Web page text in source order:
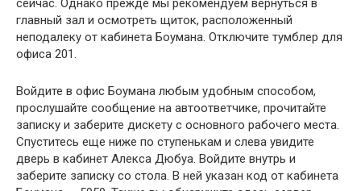
сейчас. Однако прежде мы рекомендуем вернуться в
главный зал и осмотреть щиток, расположенный
неподалеку от кабинета Боумана. Отключите тумблер для
офиса 201.
Войдите в офис Боумана любым удобным способом,
прослушайте сообщение на автоответчике, прочитайте
записку и заберите дискету с основного рабочего места.
Спуститесь еще ниже по ступенькам и слева увидите
дверь в кабинет Алекса Дюбуа. Войдите внутрь и
заберите записку со стола. В ней указан код от кабинета